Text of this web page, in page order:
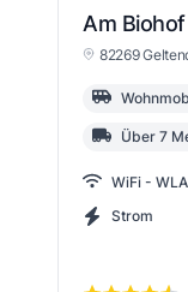
Am
82269
Über 7
WiFi -
Strom